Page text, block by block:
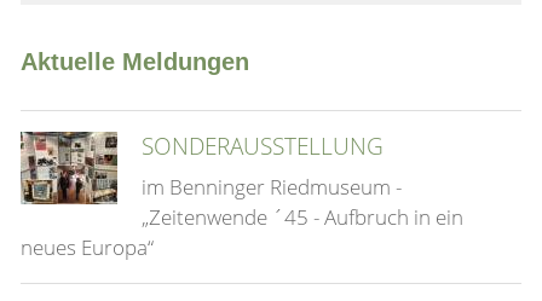
Aktuelle Meldungen
SONDERAUSSTELLUNG
im Benninger Riedmuseum -
„Zeitenwende ´45 - Aufbruch in ein
neues Europa“